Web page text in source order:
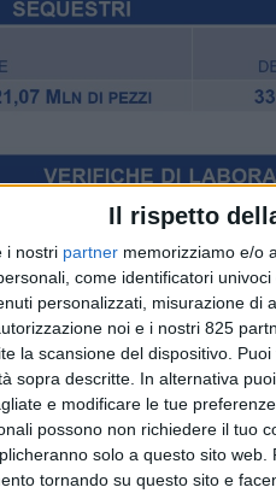
Il rispetto
i nostri partner memorizziamo e/o
come identificatori
personalizzati, misurazione di
noi e i nostri 825
la scansione del dispositivo.
sopra descritte. In alternativa
e modificare le tue
possono non richiedere il tuo
solo a questo sito
tornando su questo sito e